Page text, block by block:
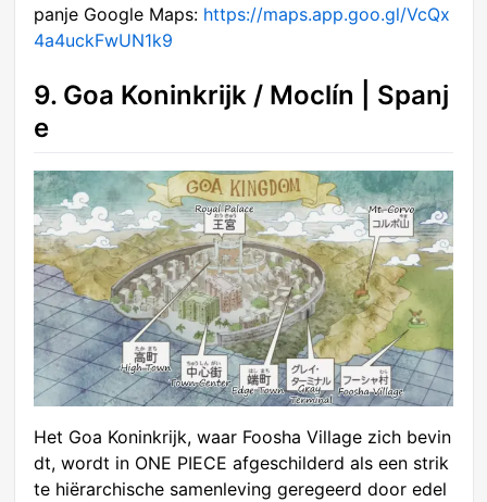
panje Google Maps: https://maps.app.goo.gl/VcQx
4a4uckFwUN1k9
9. Goa Koninkrijk / Moclín | Spanj
e
Het Goa Koninkrijk, waar Foosha Village zich bevin
dt, wordt in ONE PIECE afgeschilderd als een strik
te hiërarchische samenleving geregeerd door edel